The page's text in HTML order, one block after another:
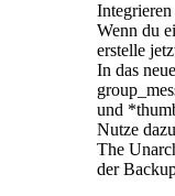
Integrieren
Wenn du
erstelle
In das
und
Nutze
The
der